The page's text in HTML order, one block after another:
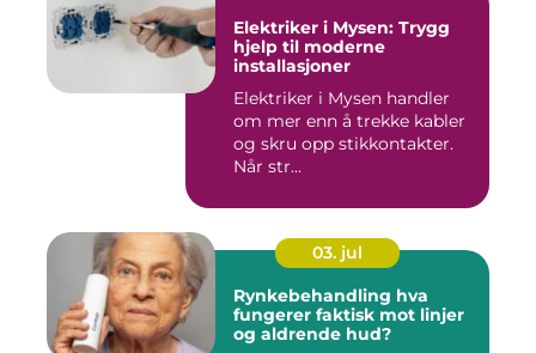
Elektriker i Mysen: Trygg
hjelp til moderne
installasjoner
Elektriker i Mysen handler
om mer enn å trekke kabler
og skru opp stikkontakter.
Når str...
03. jul
Rynkebehandling hva
fungerer faktisk mot linjer
og aldrende hud?